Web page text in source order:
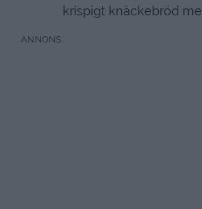
krispigt knäckebröd